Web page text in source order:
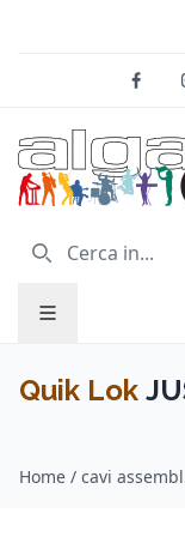
Quik Lok
Home /